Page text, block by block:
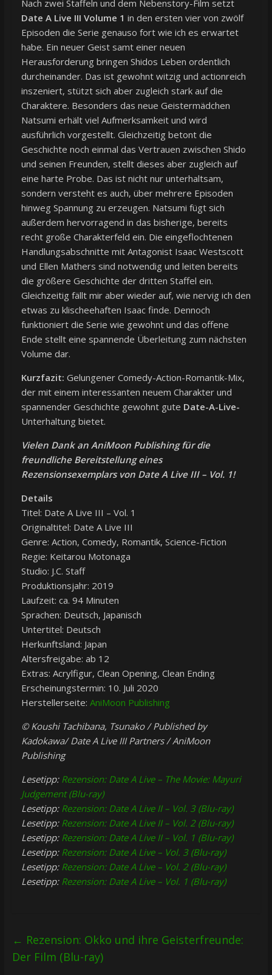
Nach zwei Staffeln und dem Nebenstory-Film setzt
Date A Live III Volume 1 in den ersten vier von zwölf
Episoden die Serie genauso fort wie ich es erwartet
habe. Ein neuer Geist samt einer neuen
Herausforderung bringen Shidos Leben ordentlich
durcheinander. Das ist gewohnt witzig und actionreich
inszeniert, stützt sich aber zugleich stark auf die
Charaktere. Besonders das neue Geistermädchen
Natsumi erhält viel Aufmerksamkeit und wird
ausführlich vorgestellt. Gleichzeitig betont die
Geschichte noch einmal das Vertrauen zwischen Shido
und seinen Freunden, stellt dieses aber zugleich auf
eine harte Probe. Das ist nicht nur unterhaltsam,
sondern versteht es auch, über mehrere Episoden
hinweg Spannung zu erzeugen. Natsumi fügt sich
außerdem hervorragend in das bisherige, bereits
recht große Charakterfeld ein. Die eingeflochtenen
Handlungsabschnitte mit Antagonist Isaac Westscott
und Ellen Mathers sind notwendig und leiten bereits
die größere Geschichte der dritten Staffel ein.
Gleichzeitig fällt mir aber wieder auf, wie nervig ich den
etwas zu klischeehaften Isaac finde. Dennoch
funktioniert die Serie wie gewohnt und das offene
Ende stellt eine spannende Überleitung zum nächsten
Volume dar.
Kurzfazit: Gelungener Comedy-Action-Romantik-Mix,
der mit einem interessanten neuem Charakter und
spannender Geschichte gewohnt gute Date-A-Live-
Unterhaltung bietet.
Vielen Dank an AniMoon Publishing für die
freundliche Bereitstellung eines
Rezensionsexemplars von Date A Live III – Vol. 1!
Details
Titel: Date A Live III – Vol. 1
Originaltitel: Date A Live III
Genre: Action, Comedy, Romantik, Science-Fiction
Regie: Keitarou Motonaga
Studio: J.C. Staff
Produktionsjahr: 2019
Laufzeit: ca. 94 Minuten
Sprachen: Deutsch, Japanisch
Untertitel: Deutsch
Herkunftsland: Japan
Altersfreigabe: ab 12
Extras: Acrylfigur, Clean Opening, Clean Ending
Erscheinungstermin: 10. Juli 2020
Herstellerseite: AniMoon Publishing
© Koushi Tachibana, Tsunako / Published by
Kadokawa/ Date A Live III Partners / AniMoon
Publishing
Lesetipp: Rezension: Date A Live – The Movie: Mayuri
Judgement (Blu-ray)
Lesetipp: Rezension: Date A Live II – Vol. 3 (Blu-ray)
Lesetipp: Rezension: Date A Live II – Vol. 2 (Blu-ray)
Lesetipp: Rezension: Date A Live II – Vol. 1 (Blu-ray)
Lesetipp: Rezension: Date A Live – Vol. 3 (Blu-ray)
Lesetipp: Rezension: Date A Live – Vol. 2 (Blu-ray)
Lesetipp: Rezension: Date A Live – Vol. 1 (Blu-ray)
← Rezension: Okko und ihre Geisterfreunde:
Der Film (Blu-ray)